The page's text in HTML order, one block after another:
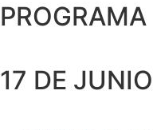
PROGRAMA
17 DE